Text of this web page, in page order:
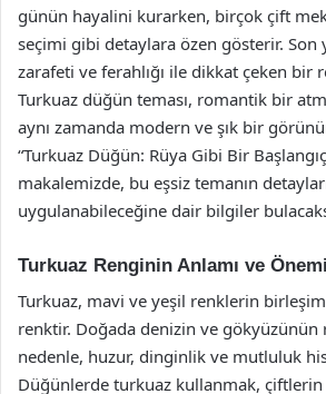
günün hayalini kurarken, birçok çift
seçimi gibi detaylara özen gösterir. Son
zarafeti ve ferahlığı ile dikkat çeken bir
Turkuaz düğün teması, romantik bir
aynı zamanda modern ve şık bir
“Turkuaz Düğün: Rüya Gibi Bir
makalemizde, bu eşsiz temanın
uygulanabileceğine dair bilgiler
Turkuaz Renginin Anlamı ve Önemi
Turkuaz, mavi ve yeşil renklerin
renktir. Doğada denizin ve gökyüzünün
nedenle, huzur, dinginlik ve mutluluk
Düğünlerde turkuaz kullanmak, çiftlerin